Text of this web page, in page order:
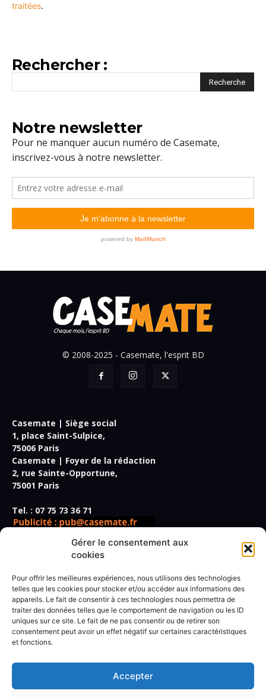
Gérer le consentement aux
cookies
Pour offrir les meilleures expériences, nous utilisons des technologies
telles que les cookies pour stocker et/ou accéder aux informations des
appareils. Le fait de consentir à ces technologies nous permettra de
traiter des données telles que le comportement de navigation ou les ID
uniques sur ce site. Le fait de ne pas consentir ou de retirer son
consentement peut avoir un effet négatif sur certaines caractéristiques
et fonctions.
Accepter
traitées.
Rechercher :
Notre newsletter
© 2008-2025 - Casemate, l'esprit BD
Casemate | Siège social
1, place Saint-Sulpice,
75006 Paris
Casemate | Foyer de la rédaction
2, rue Sainte-Opportune,
75001 Paris
Tel. : 07 75 73 36 71
Directeur de la publication,
rédacteur en chef :Frédéric Vidal
Secrétaire de rédaction :Paul Giner
Rédacteur spécialisé :Marius Jouanny
Rédaction : Antoine Béhoust, Lise Benkemoun, Jérôme
Ogier, Christophe Quillien, Marie-Madeleine Rigopoulos,